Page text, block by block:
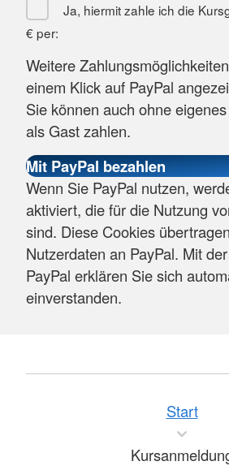
Ja, hiermit zahle ich die
€ per:
Weitere
einem Klick auf PayPal
Sie können auch ohne
als Gast zahlen.
Wenn Sie PayPal nutzen,
aktiviert, die für die Nutzung
sind. Diese Cookies
Nutzerdaten an PayPal. Mit
PayPal erklären Sie sich
einverstanden.
Start